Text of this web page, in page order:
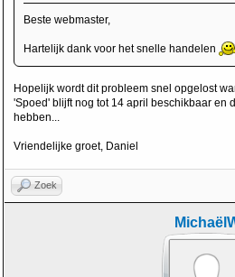
Beste webmaster,
Hartelijk dank voor het snelle handelen
Hopelijk wordt dit probleem snel opgelost
'Spoed' blijft nog tot 14 april beschikbaar en
hebben...
Vriendelijke groet, Daniel
Zoek